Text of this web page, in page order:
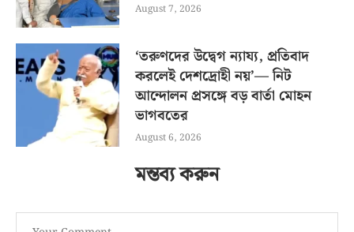
August 7, 2026
‘তরুণদের উদ্বেগ ন্যায্য, প্রতিবাদ
করলেই দেশদ্রোহী নয়’— নিট
আন্দোলন প্রসঙ্গে বড় বার্তা মোহন
ভাগবতের
August 6, 2026
মন্তব্য করুন